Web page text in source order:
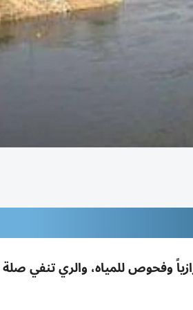
إغلاق 4 محطات مياه احترازياً وفحوص للمياه، والري